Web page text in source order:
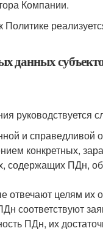
Компании.
данных
руководствуется
и справедливой
конкретных,
содержащих ПДн,
отвечают целям их
соответствуют
ПДн, их